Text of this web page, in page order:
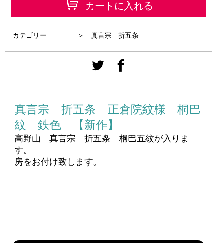
カートに入れる
カテゴリー ＞ 真言宗 折五条
真言宗 折五条 正倉院紋様 桐巴
紋 鉄色 【新作】
高野山 真言宗 折五条 桐巴五紋が入りま
す。
房をお付け致します。